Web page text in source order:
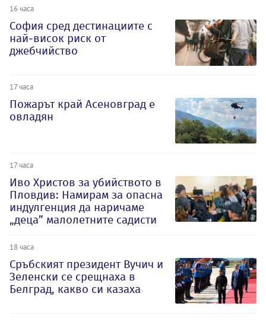
16 часа
София сред дестинациите с
най-висок риск от
джебчийство
17 часа
Пожарът край Асеновград е
овладян
17 часа
Иво Христов за убийството в
Пловдив: Намирам за опасна
индулгенция да наричаме
„деца” малолетните садисти
18 часа
Сръбският президент Вучич и
Зеленски се срещнаха в
Белград, какво си казаха